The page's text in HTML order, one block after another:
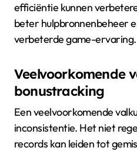
efficiëntie kunnen
beter hulpbronnenbeheer
verbeterde game-ervaring.
Veelvoorkomende
bonustracking
Een veelvoorkomende
inconsistentie. Het niet
records kan leiden tot